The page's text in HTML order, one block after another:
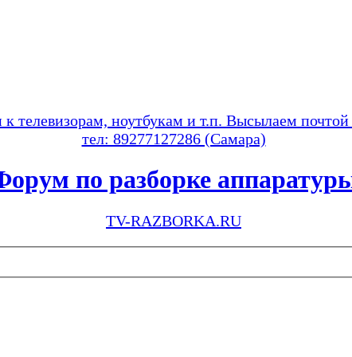
телевизорам, ноутбукам и т.п. Высылаем
тел: 89277127286 (Самара)
по разборке
TV-RAZBORKA.RU